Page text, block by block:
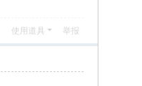
使用道具 举报